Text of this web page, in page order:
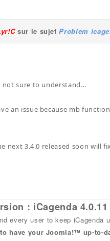
sur le sujetProblem
not sure to understand...
an issue because mb
next 3.4.0 released soon will
: iCagenda 4.0.11
every user to keep iCagenda
have your Joomla!™ up-to-